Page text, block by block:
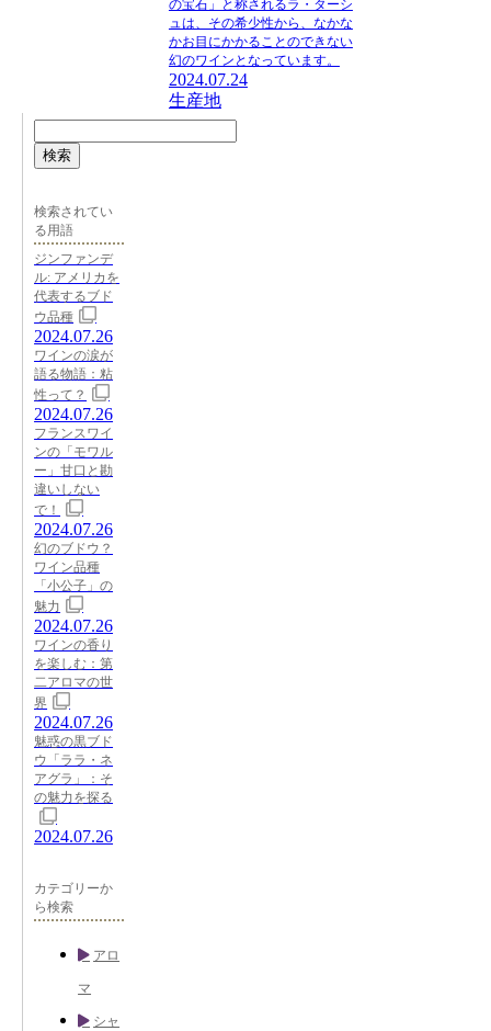
の宝石」と称されるラ・ターシ
ュは、その希少性から、なかな
かお目にかかることのできない
幻のワインとなっています。
2024.07.24
生産地
検索
検索されてい
る用語
ジンファンデ
ル: アメリカを
代表するブド
ウ品種
2024.07.26
ワインの涙が
語る物語：粘
性って？
2024.07.26
フランスワイ
ンの「モワル
ー」甘口と勘
違いしない
で！
2024.07.26
幻のブドウ？
ワイン品種
「小公子」の
魅力
2024.07.26
ワインの香り
を楽しむ：第
二アロマの世
界
2024.07.26
魅惑の黒ブド
ウ「ララ・ネ
アグラ」：そ
の魅力を探る
2024.07.26
カテゴリーか
ら検索
アロ
マ
シャ